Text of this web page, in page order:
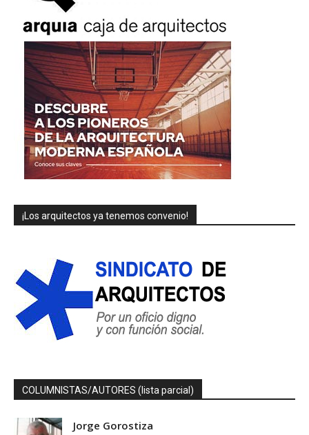
¡Los arquitectos ya tenemos convenio!
COLUMNISTAS/AUTORES (lista parcial)
Jorge Gorostiza